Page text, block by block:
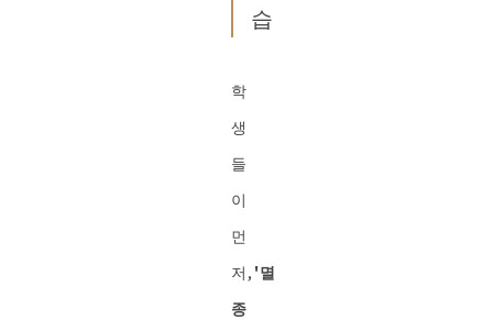
습
학
생
들
이
먼
저, '멸
종